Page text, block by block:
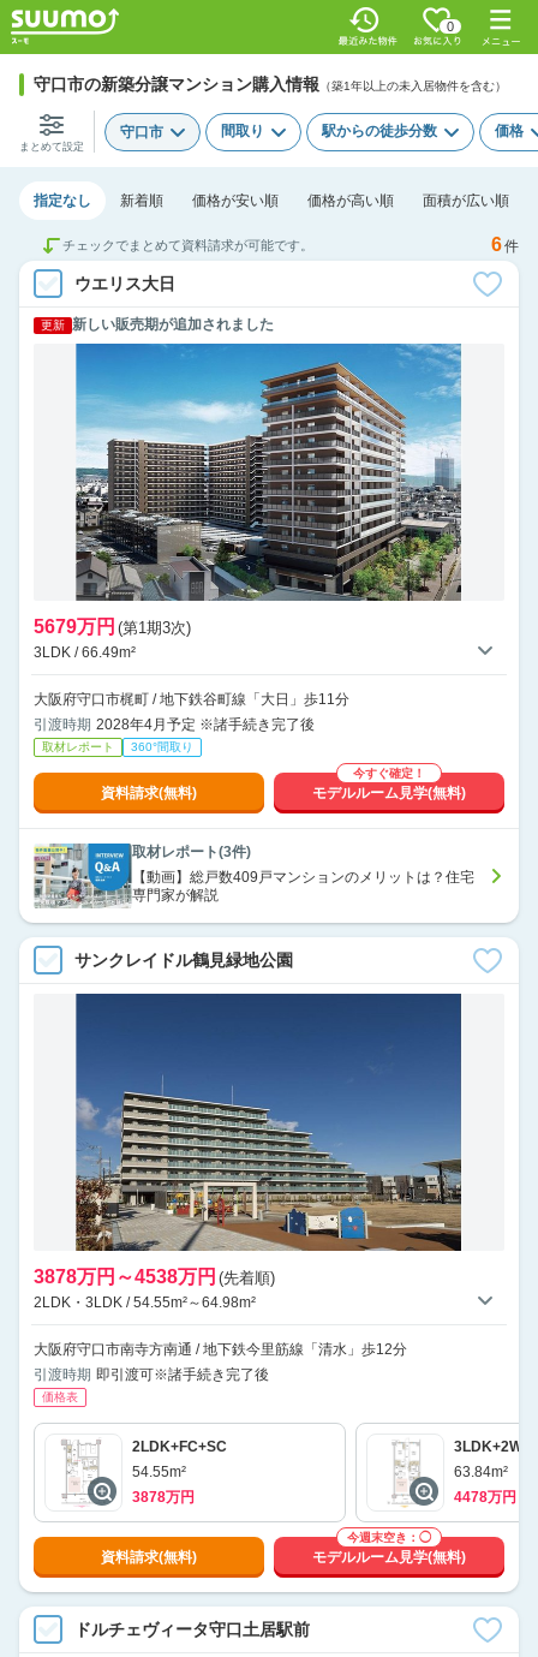
0
守口市の新築分譲マンション購入情報 （築1年以上の未入居物件を含む）
まとめて設定
守口市 間取り 駅からの徒歩分数 価格
指定なし 新着順 価格が安い順 価格が高い順 面積が広い順
チェックでまとめて資料請求が可能です。 6件
ウエリス大日
更新 新しい販売期が追加されました
5679万円 (第1期3次)
3LDK / 66.49m²
大阪府守口市梶町 / 地下鉄谷町線「大日」歩11分
引渡時期 2028年4月予定 ※諸手続き完了後
取材レポート 360°間取り
資料請求(無料)
今すぐ確定！
モデルルーム見学(無料)
取材レポート(3件)
【動画】総戸数409戸マンションのメリットは？住宅
専門家が解説
サンクレイドル鶴見緑地公園
3878万円～4538万円 (先着順)
2LDK・3LDK / 54.55m²～64.98m²
大阪府守口市南寺方南通 / 地下鉄今里筋線「清水」歩12分
引渡時期 即引渡可※諸手続き完了後
価格表
2LDK+FC+SC
54.55m²
3878万円
3LDK+2WIC
63.84m²
4478万円
資料請求(無料)
今週末空き：◯
モデルルーム見学(無料)
ドルチェヴィータ守口土居駅前